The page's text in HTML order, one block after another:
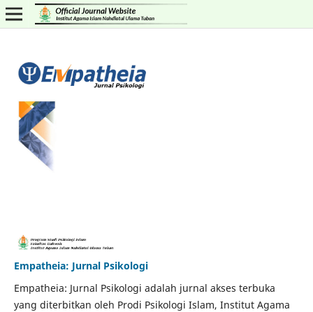
Empatheia: Jurnal Psikologi
Empatheia: Jurnal Psikologi adalah jurnal akses terbuka
yang diterbitkan oleh Prodi Psikologi Islam, Institut Agama